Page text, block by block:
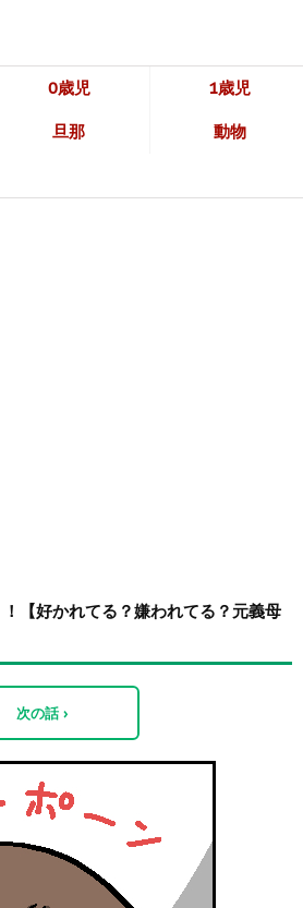
0歳児 1歳児
旦那 動物
【好かれてる？嫌われてる？元義母
次の話 ›